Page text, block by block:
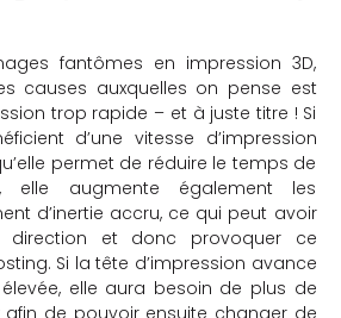
fantômes en impression 3D,
causes auxquelles on pense est
trop rapide – et à juste titre ! Si
d’une vitesse d’impression
permet de réduire le temps de
elle augmente également les
d’inertie accru, ce qui peut avoir
et donc provoquer ce
Si la tête d’impression avance
elle aura besoin de plus de